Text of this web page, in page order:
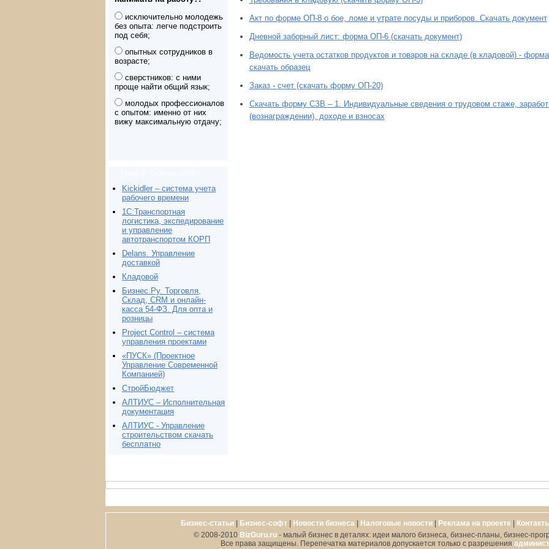
исключительно молодежь
без опыта: легче подстроить
под себя;
опытных сотрудников в
возрасте;
сверстников: с ними
проще найти общий язык;
молодых профессионалов
с опытом: именно от них
вижу максимальную отдачу;
Kickidler – система учета
рабочего времени
1С:Транспортная
логистика, экспедирование
и управление
автотранспортом КОРП
Delans. Управление
доставкой
Кладовой
Бизнес.Ру. Торговля,
Склад, CRM и онлайн-
касса 54-ФЗ. Для опта и
розницы
Project Сontrol – система
управления проектами
«ПУСК» (Проектное
Управление Современной
Компанией)
СтройБюджет
АЛТИУС – Исполнительная
документация
АЛТИУС - Управление
строительством скачать
бесплатно
Акт по форме ОП-8 о бое, ломе и утрате посуды и приборов. Скачать документ
Дневной заборный лист: форма ОП-6 (скачать документ)
Ведомость учета остатков продуктов и товаров на складе (в кладовой) -
скачать образец
Заказ - счет (скачать форму ОП-20)
Скачать форму СЗВ – 1. Индивидуальные сведения о трудовом стаже,
(вознаграждении), доходе и взносах
Бизнес-статьи| Бизнес-софт| Новости бизнеса | Налоговые новости| Реклама на проекте |
© 2008-2010 BizGuru.ru- малый бизнес в деталях: идеи малого бизнеса, бизнес-планы, бизнес-
Все права защищены. Перепечатка материалов допускается только с разрешения